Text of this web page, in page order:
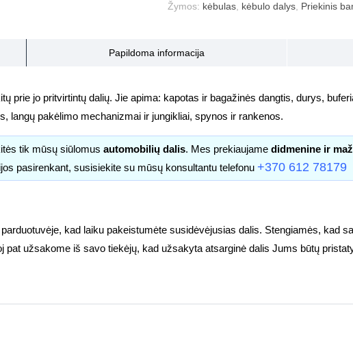
Žymos: kėbulas kėbulo dalys Priekinis
Papildoma informacija
prie jo pritvirtintų dalių. Jie apima: kapotas ir bagažinės dangtis, durys,
langų pakėlimo mechanizmai ir jungikliai, spynos ir rankenos.
tik mūsų siūlomus automobilių dalis. Mes prekiaujame didmenine ir
pasirenkant, susisiekite su mūsų konsultantu telefonu +370 612 78179
kad laiku pakeistumėte susidėvėjusias dalis. Stengiamės, kad
pat užsakome iš savo tiekėjų, kad užsakyta atsarginė dalis Jums būtų